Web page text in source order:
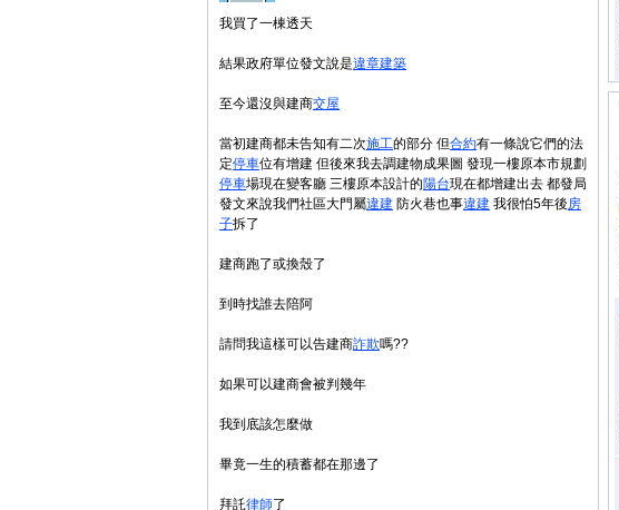
我買了一棟透天
結果政府單位發文說是違章建築
至今還沒與建商交屋
當初建商都未告知有二次施工的部分 但合約有一條說它們的法
定停車位有增建 但後來我去調建物成果圖 發現一樓原本市規劃
停車場現在變客廳 三樓原本設計的陽台現在都增建出去 都發局
發文來說我們社區大門屬違建 防火巷也事違建 我很怕5年後房
子拆了
建商跑了或換殼了
到時找誰去陪阿
請問我這樣可以告建商詐欺嗎??
如果可以建商會被判幾年
我到底該怎麼做
畢竟一生的積蓄都在那邊了
拜託律師了